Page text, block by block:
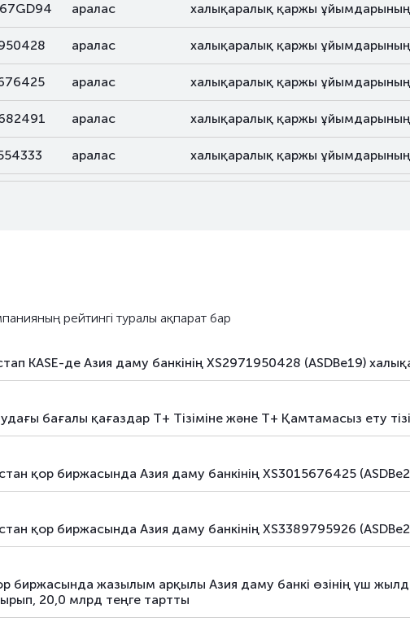
аралас халықаралық қаржы
аралас халықаралық қаржы
аралас халықаралық қаржы
аралас халықаралық қаржы
аралас халықаралық қаржы
рейтингі туралы ақпарат бар
KASE-де Азия даму банкінің XS2971950428 (ASDBe19)
бағалы қағаздар Т+ Тізіміне және Т+ Қамтамасыз ету
қор биржасында Азия даму банкінің XS3015676425
қор биржасында Азия даму банкінің XS3389795926
биржасында жазылым арқылы Азия даму банкі өзінің үш
20,0 млрд теңге тартты